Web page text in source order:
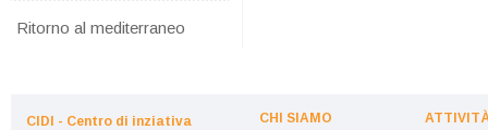
Ritorno al mediterraneo
CIDI - Centro di inziativa
CHI SIAMO